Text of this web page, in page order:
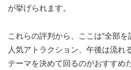
が挙げられます。
これらの評判から、ここは“全部を
人気アトラクション、午後は流れ
テーマを決めて回るのがおすすめ